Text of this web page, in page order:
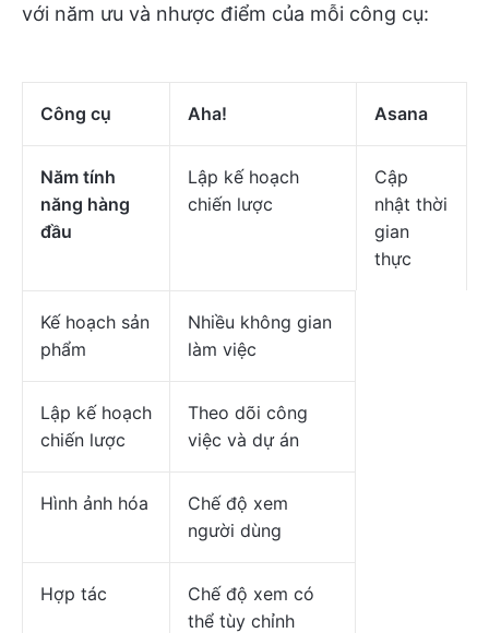
với năm ưu và nhược điểm của mỗi công cụ:
Công cụ Aha! Asana
Năm tính
năng hàng
đầu
Lập kế hoạch
chiến lược
Cập
nhật thời
gian
thực
Kế hoạch sản
phẩm
Nhiều không gian
làm việc
Lập kế hoạch
chiến lược
Theo dõi công
việc và dự án
Hình ảnh hóa
Chế độ xem
người dùng
Hợp tác
Chế độ xem có
thể tùy chỉnh